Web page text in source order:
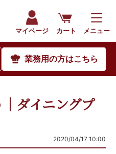
マイページ カート メニュー
業務用の方はこちら
ダイニングプ
2020/04/17 10:00